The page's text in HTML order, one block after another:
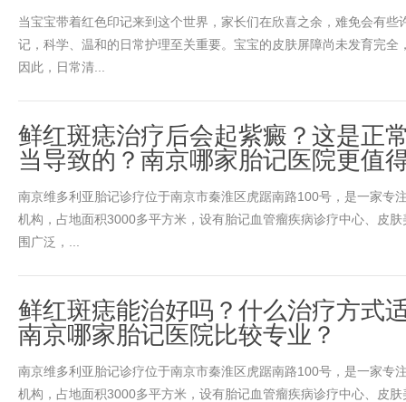
当宝宝带着红色印记来到这个世界，家长们在欣喜之余，难免会有些
记，科学、温和的日常护理至关重要。宝宝的皮肤屏障尚未发育完全
因此，日常清...
鲜红斑痣治疗后会起紫癜？这是正
当导致的？南京哪家胎记医院更值
南京维多利亚胎记诊疗位于南京市秦淮区虎踞南路100号，是一家专
机构，占地面积3000多平方米，设有胎记血管瘤疾病诊疗中心、皮
围广泛，...
鲜红斑痣能治好吗？什么治疗方式
南京哪家胎记医院比较专业？
南京维多利亚胎记诊疗位于南京市秦淮区虎踞南路100号，是一家专
机构，占地面积3000多平方米，设有胎记血管瘤疾病诊疗中心、皮